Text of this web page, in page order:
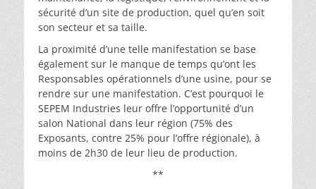
sécurité d’un site de production, quel qu’en soit
son secteur et sa taille.
La proximité d’une telle manifestation se base
également sur le manque de temps qu’ont les
Responsables opérationnels d’une usine, pour se
rendre sur une manifestation. C’est pourquoi le
SEPEM Industries leur offre l’opportunité d’un
salon National dans leur région (75% des
Exposants, contre 25% pour l’offre régionale), à
moins de 2h30 de leur lieu de production.
**